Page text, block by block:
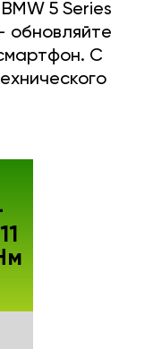
5 Series
обновляйте
С